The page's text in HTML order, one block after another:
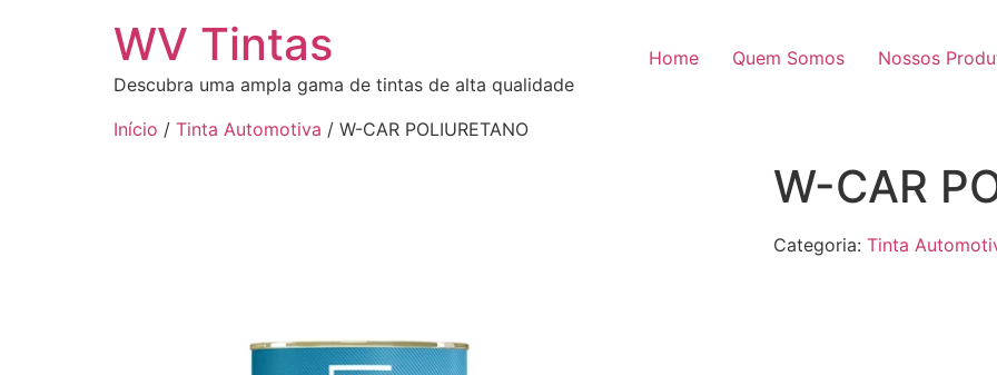
WV Tintas
Descubra uma ampla gama de tintas de alta qualidade
Home Quem Somos Nossos
Início / Tinta Automotiva / W-CAR POLIURETANO
W-CAR
Categoria: Tinta